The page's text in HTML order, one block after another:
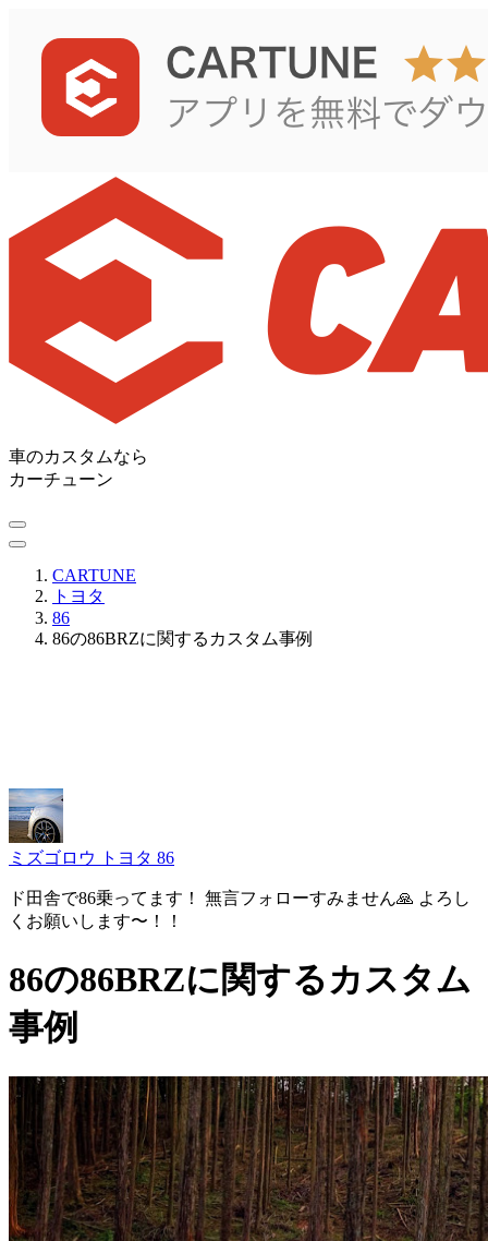
車のカスタムなら
カーチューン
CARTUNE
トヨタ
86
86の86BRZに関するカスタム事例
ミズゴロウ トヨタ 86
ド田舎で86乗ってます！ 無言フォローすみません🙏 よろし
くお願いします〜！！
86の86BRZに関するカスタム
事例